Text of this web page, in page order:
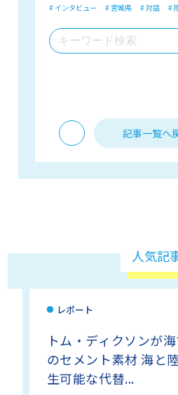
# インタビュー # 宮城県 # 対話 #
PREV 記事一覧へ
人気記
レポート
トム・ディクソンが
のセメント素材 海と
生可能な代替...